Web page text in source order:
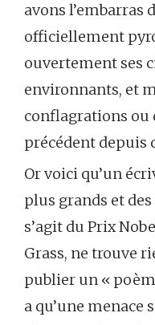
avons l’embarras
officiellement
ouvertement ses
environnants, et
conflagrations ou
précédent depuis
Or voici qu’un
plus grands et
s’agit du Prix
Grass, ne trouve
publier un «
a qu’une menace